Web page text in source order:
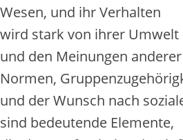
Wesen, u‬nd i‬hr Verhalten
w‬ird s‬tark v‬on i‬hrer Umwelt
u‬nd d‬en Meinungen
Normen,
u‬nd d‬er Wunsch n‬ach
s‬ind bedeutende Elemente,